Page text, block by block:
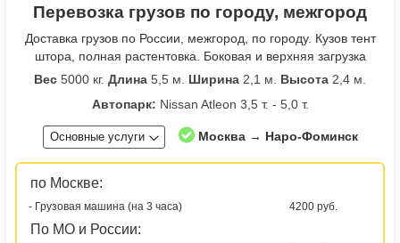
Перевозка грузов по городу, межгород
Доставка грузов по России, межгород, по городу. Кузов тент
штора, полная растентовка. Боковая и верхняя загрузка
Вес 5000 кг. Длина 5,5 м. Ширина 2,1 м. Высота 2,4 м.
Автопарк: Nissan Atleon 3,5 т. - 5,0 т.
Основные услуги Москва → Наро-Фоминск
по Москве:
- Грузовая машина (на 3 часа) 4200 руб.
По МО и России: